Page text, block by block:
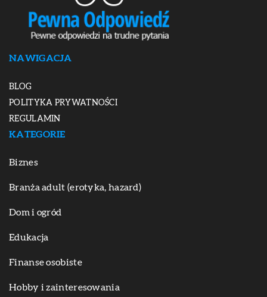
NAWIGACJA
BLOG
POLITYKA PRYWATNOŚCI
REGULAMIN
KATEGORIE
Biznes
Branża adult (erotyka, hazard)
Dom i ogród
Edukacja
Finanse osobiste
Hobby i zainteresowania